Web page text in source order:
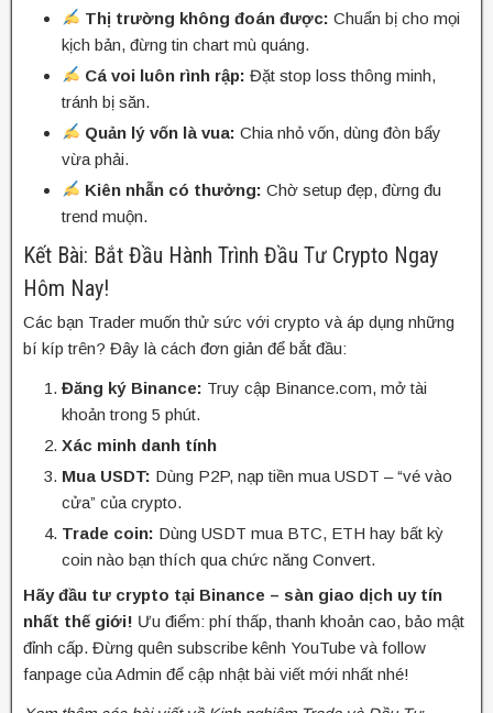
Thị trường không đoán được: Chuẩn bị cho mọi
kịch bản, đừng tin chart mù quáng.
Cá voi luôn rình rập: Đặt stop loss thông minh,
tránh bị săn.
Quản lý vốn là vua: Chia nhỏ vốn, dùng đòn bẩy
vừa phải.
Kiên nhẫn có thưởng: Chờ setup đẹp, đừng đu
trend muộn.
Kết Bài: Bắt Đầu Hành Trình Đầu Tư Crypto Ngay
Hôm Nay!
Các bạn Trader muốn thử sức với crypto và áp dụng những
bí kíp trên? Đây là cách đơn giản để bắt đầu:
Đăng ký Binance: Truy cập Binance.com, mở tài
khoản trong 5 phút.
Xác minh danh tính
Mua USDT: Dùng P2P, nạp tiền mua USDT – “vé vào
cửa” của crypto.
Trade coin: Dùng USDT mua BTC, ETH hay bất kỳ
coin nào bạn thích qua chức năng Convert.
Hãy đầu tư crypto tại Binance – sàn giao dịch uy tín
nhất thế giới! Ưu điểm: phí thấp, thanh khoản cao, bảo mật
đỉnh cấp. Đừng quên subscribe kênh YouTube và follow
fanpage của Admin để cập nhật bài viết mới nhất nhé!